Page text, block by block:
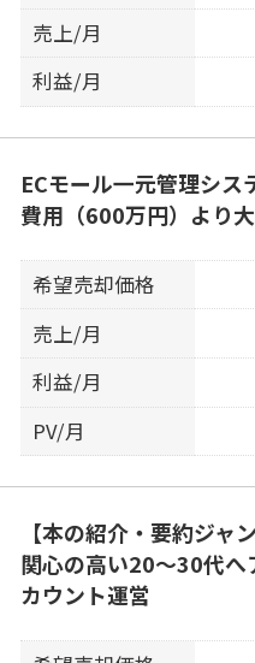
売上/月
利益/月
ECモール一元管理シ
費用（600万円）より大
希望売却価格
売上/月
利益/月
PV/月
【本の紹介・要約ジャ
関心の高い20〜30代へ
カウント運営